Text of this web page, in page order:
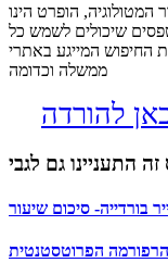
המטולוגיה, הופרט הינו
שיכולים לשמש כל
החיפוש המייגע באתרי
ממשלה וכדומה
להורדה
התעניינו גם לגבי
בורדייה- סיכום שיעור
הפרוטסטנטית